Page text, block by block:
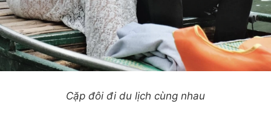
Cặp đôi đi du lịch cùng nhau